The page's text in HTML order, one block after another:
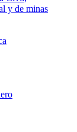
y de minas